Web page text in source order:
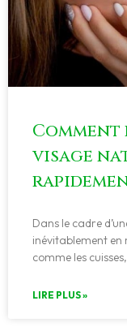
visage
Dans le cadre
inévitablement en
comme les
LIRE PLUS »